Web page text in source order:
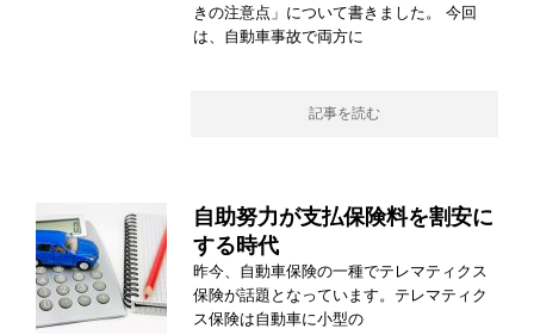
きの注意点」について書きました。 今回
は、自動車事故で両方に
記事を読む
自助努力が支払保険料を割安に
する時代
昨今、自動車保険の一種でテレマティクス
保険が話題となっています。テレマティク
ス保険は自動車に小型の